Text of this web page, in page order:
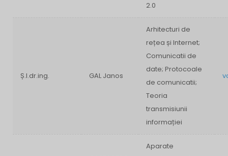
2.0
Ș.l.dr.ing. GAL Janos
Arhitecturi de
rețea și Internet;
Comunicatii de
date; Protocoale
de comunicatii;
Teoria
transmisiunii
informației
Aparate